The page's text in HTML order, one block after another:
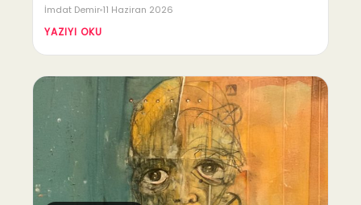
İmdat Demir 11 Haziran 2026
YAZIYI OKU